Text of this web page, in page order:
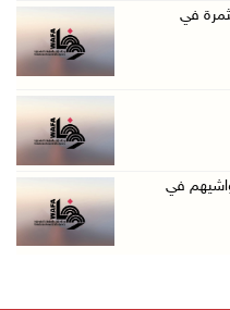
مرات
التي ن ...
تفاهم للاست ...
في
في